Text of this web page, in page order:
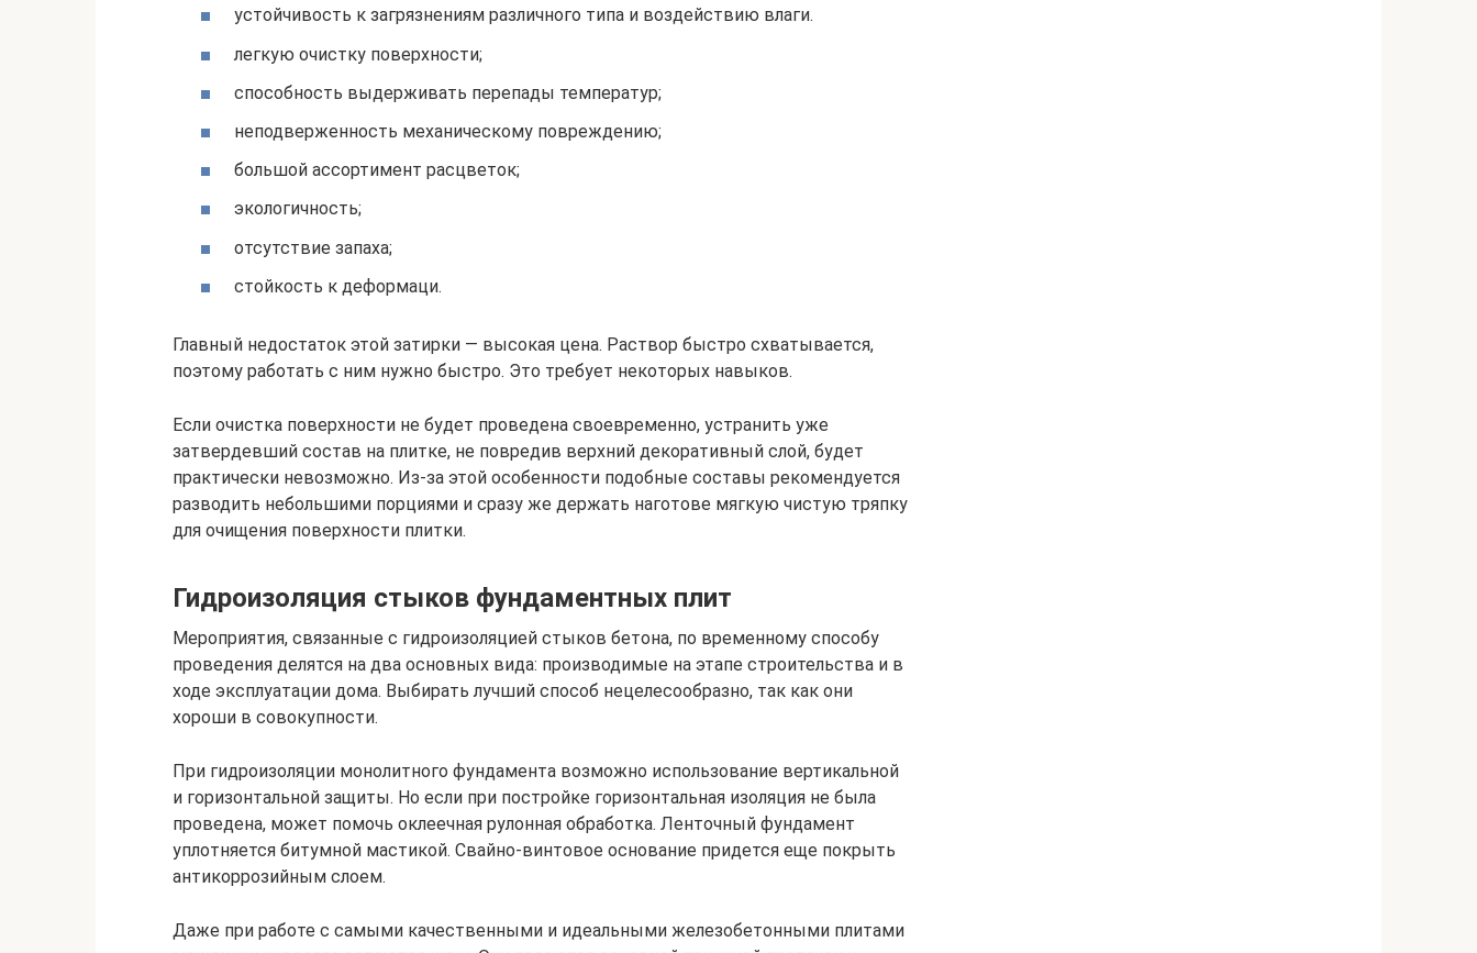
устойчивость к загрязнениям различного типа и воздействию влаги.
легкую очистку поверхности;
способность выдерживать перепады температур;
неподверженность механическому повреждению;
большой ассортимент расцветок;
экологичность;
отсутствие запаха;
стойкость к деформаци.
Главный недостаток этой затирки — высокая цена. Раствор быстро схватывается,
поэтому работать с ним нужно быстро. Это требует некоторых навыков.
Если очистка поверхности не будет проведена своевременно, устранить уже
затвердевший состав на плитке, не повредив верхний декоративный слой, будет
практически невозможно. Из-за этой особенности подобные составы рекомендуется
разводить небольшими порциями и сразу же держать наготове мягкую чистую тряпку
для очищения поверхности плитки.
Гидроизоляция стыков фундаментных плит
Мероприятия, связанные с гидроизоляцией стыков бетона, по временному способу
проведения делятся на два основных вида: производимые на этапе строительства и в
ходе эксплуатации дома. Выбирать лучший способ нецелесообразно, так как они
хороши в совокупности.
При гидроизоляции монолитного фундамента возможно использование вертикальной
и горизонтальной защиты. Но если при постройке горизонтальная изоляция не была
проведена, может помочь оклеечная рулонная обработка. Ленточный фундамент
уплотняется битумной мастикой. Свайно-винтовое основание придется еще покрыть
антикоррозийным слоем.
Даже при работе с самыми качественными и идеальными железобетонными плитами